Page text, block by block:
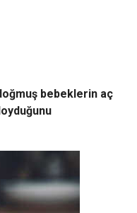
bebeklerin aç